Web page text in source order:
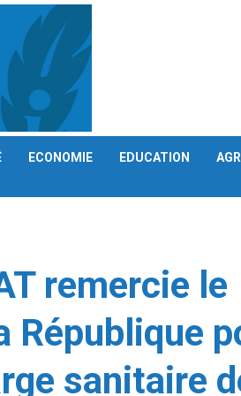
ECONOMIE EDUCATION
remercie le
République
sanitaire